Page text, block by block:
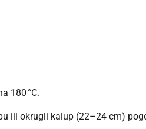
180 °C.
ili okrugli kalup (22–24 cm)